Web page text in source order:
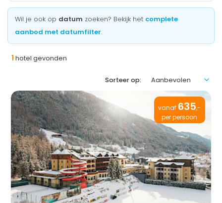
Wil je ook op datum zoeken? Bekijk het complete
aanbod met datumfilter.
1 hotel gevonden
Sorteer op:
vanaf 635,-
per persoon